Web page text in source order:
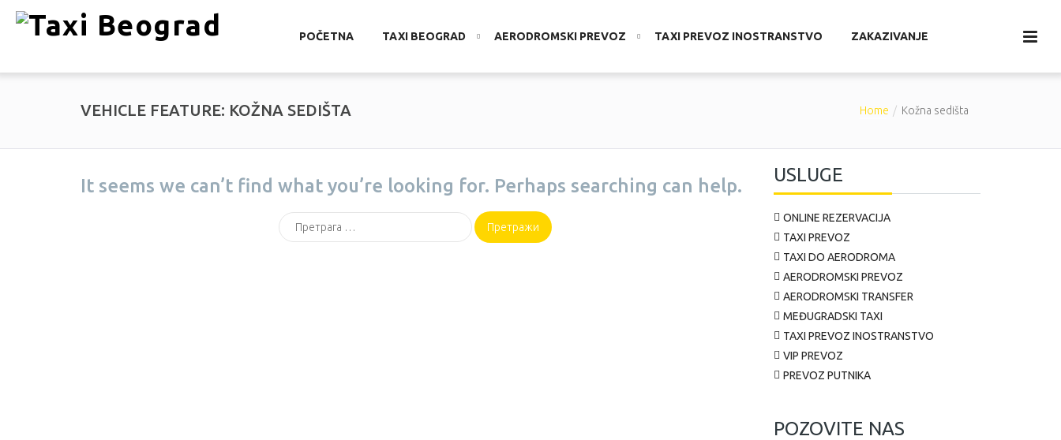
POČETNA TAXI BEOGRAD AERODROMSKI PREVOZ TAXI PREVOZ INOSTRANSTVO ZAKAZIVANJE
VEHICLE FEATURE: KOŽNA SEDIŠTA Home Kožna sedišta
It seems we can’t find what you’re looking for. Perhaps searching can help.
USLUGE
ONLINE REZERVACIJA
TAXI PREVOZ
TAXI DO AERODROMA
AERODROMSKI PREVOZ
AERODROMSKI TRANSFER
MEĐUGRADSKI TAXI
TAXI PREVOZ INOSTRANSTVO
VIP PREVOZ
PREVOZ PUTNIKA
POZOVITE NAS